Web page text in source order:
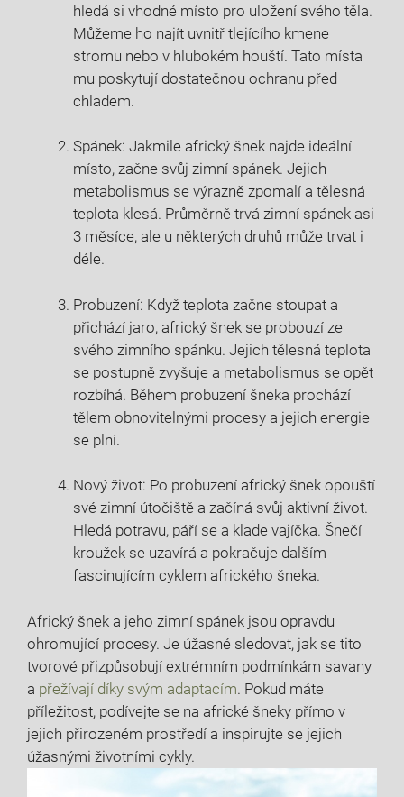
hledá si vhodné místo pro uložení svého těla.
Můžeme ho najít uvnitř tlejícího kmene
stromu nebo v hlubokém houští. Tato místa
mu poskytují dostatečnou ochranu před
chladem.
Spánek: Jakmile africký šnek najde ideální
místo, začne svůj zimní spánek. Jejich
metabolismus se výrazně zpomalí a tělesná
teplota klesá. Průměrně trvá zimní spánek asi
3 měsíce, ale u některých druhů může trvat i
déle.
Probuzení: Když teplota začne stoupat a
přichází jaro, africký šnek se probouzí ze
svého zimního spánku. Jejich tělesná teplota
se postupně zvyšuje a metabolismus se opět
rozbíhá. Během probuzení šneka prochází
tělem obnovitelnými procesy a jejich energie
se plní.
Nový život: Po probuzení africký šnek opouští
své zimní útočiště a začíná svůj aktivní život.
Hledá potravu, páří se a klade vajíčka. Šnečí
kroužek se uzavírá a pokračuje dalším
fascinujícím cyklem afrického šneka.
Africký šnek a jeho zimní spánek jsou opravdu
ohromující procesy. Je úžasné sledovat, jak se tito
tvorové přizpůsobují extrémním podmínkám savany
a přežívají díky svým adaptacím. Pokud máte
příležitost, podívejte se na africké šneky přímo v
jejich přirozeném prostředí a inspirujte se jejich
úžasnými životními cykly.